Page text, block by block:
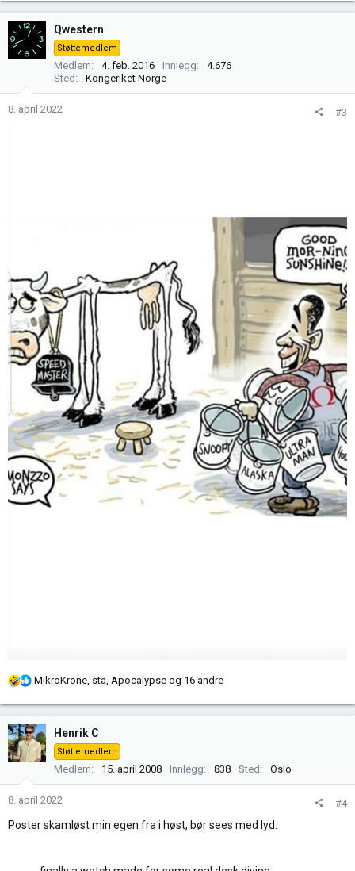
k
j
e
Qwestern
Støttemedlem
Medlem 4. feb. 2016 Innlegg
4.676
Sted
Kongeriket Norge
8. april 2022 #3
R
k
s
j
e
r
MikroKrone sta Apocalypse og 16 andre
Henrik C
Støttemedlem
Medlem 15. april 2008 Innlegg 838 Sted Oslo
8. april 2022 #4
Poster skamløst min egen fra i høst, bør sees med lyd.